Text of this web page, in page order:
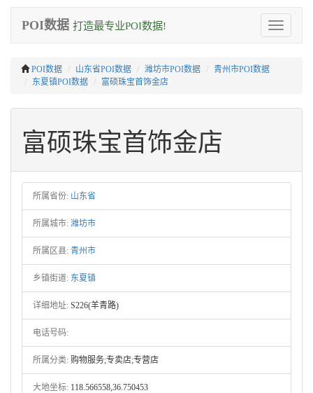
Toggle
navigation
POI数据 打造最专业POI数据!
POI数据 山东省POI数据 潍坊市POI数据
青州市POI数据
东夏镇POI数据
富硕珠宝首饰金店
富硕珠宝首饰金店
所属省份: 山东省
所属城市: 潍坊市
所属区县: 青州市
乡镇街道: 东夏镇
详细地址: S226(羊青路)
电话号码:
所属分类: 购物服务;专卖店;专营店
大地坐标: 118.566558,36.750453